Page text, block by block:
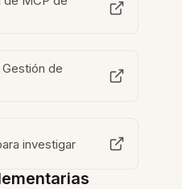
de
investigar